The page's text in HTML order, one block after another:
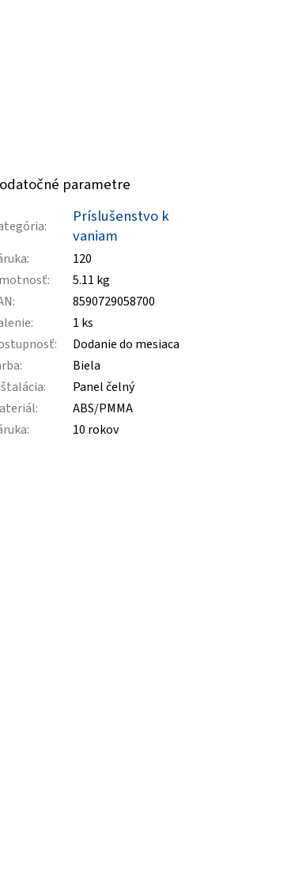
parametre
:
Príslušenstvo k
vaniam
:
120
:
5.11 kg
:
8590729058700
:
1 ks
:
Dodanie do mesiaca
:
Biela
:
Panel čelný
:
ABS/PMMA
: 10 rokov